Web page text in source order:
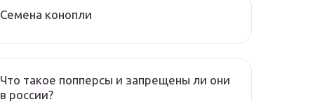
Семена конопли
Что такое попперсы и запрещены ли они
в россии?